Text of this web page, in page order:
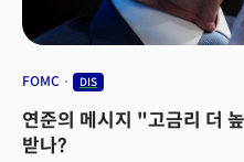
방문하기도 했죠. 지난 5월 이스라엘
“첨단 기술로 의사결정과 분석을 간
목소리가 나옵니다. 레이더 등 분야에
환경에서 인간의 움직임을 해석하는
사람이 행동을 할 때 민간인의 일상
FOMC DIS
연준의 메시지 "고금리 더
받나?